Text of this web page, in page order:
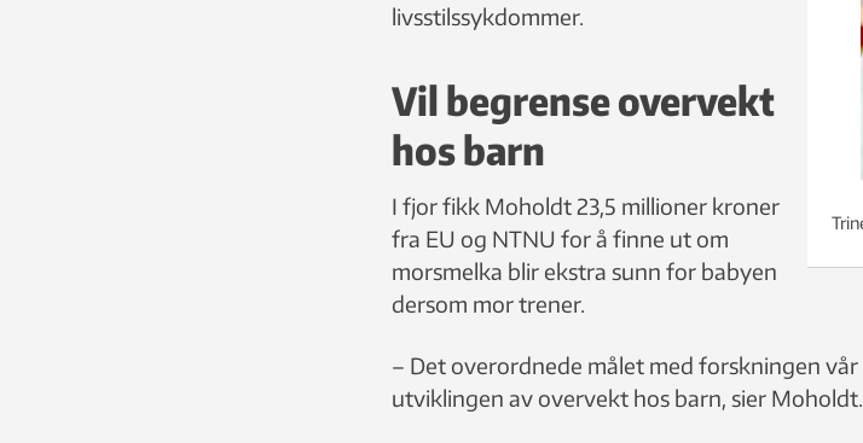
livsstilssykdommer.
Vil begrense overvekt
hos barn
I fjor fikk Moholdt 23,5 millioner kroner
fra EU og NTNU for å finne ut om
morsmelka blir ekstra sunn for babyen
dersom mor trener.
– Det overordnede målet med forskningen
utviklingen av overvekt hos barn, sier Moholdt.